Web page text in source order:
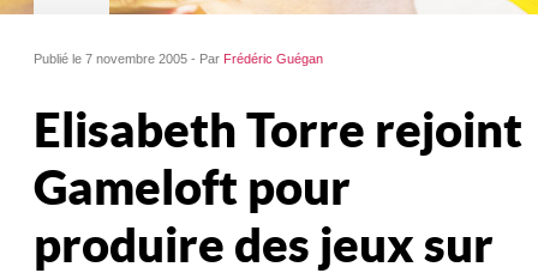
Publié le 7 novembre 2005 - Par Frédéric Guégan
Elisabeth Torre rejoint
Gameloft pour
produire des jeux sur